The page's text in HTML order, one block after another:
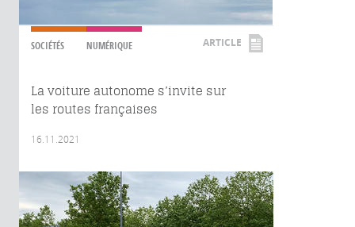
SOCIÉTÉS NUMÉRIQUE ARTICLE
La voiture autonome s’invite sur
les routes françaises
16.11.2021